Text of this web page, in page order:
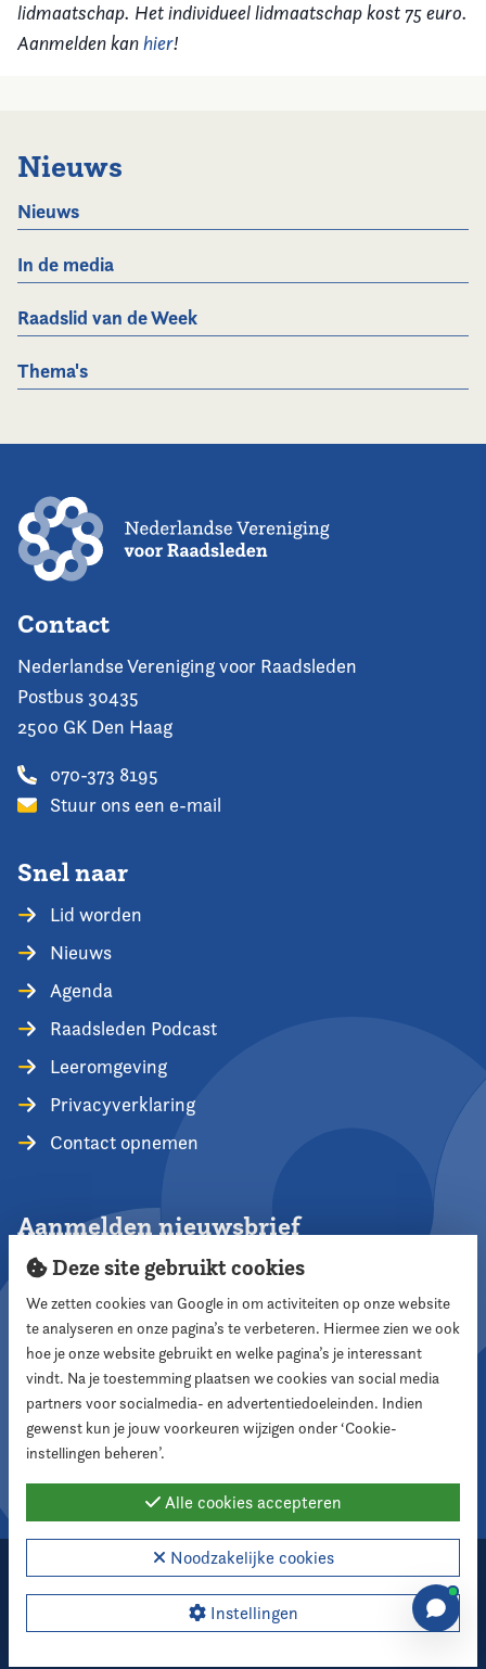
lidmaatschap. Het individueel lidmaatschap kost 75 euro.
Aanmelden kanhier!
Nieuws
Nieuws
In de media
Raadslid van de Week
Thema's
Contact
Nederlandse Vereniging voor Raadsleden
Postbus 30435
2500 GK Den Haag
070-373 8195
Stuur ons een e-mail
Snel naar
Lid worden
Nieuws
Agenda
Raadsleden Podcast
Leeromgeving
Privacyverklaring
Contact opnemen
Aanmelden nieuwsbrief
Aanmelden
Volg ons
2026 Nederlandse Vereniging voor Raadsleden
Cookie instellingen
Deze site gebruikt cookies
We zetten cookies van Google in om activiteiten op onze website
te analyseren en onze pagina’s te verbeteren. Hiermee zien we ook
hoe je onze website gebruikt en welke pagina’s je interessant
vindt. Na je toestemming plaatsen we cookies van social media
partners voor socialmedia- en advertentiedoeleinden. Indien
gewenst kun je jouw voorkeuren wijzigen onder ‘Cookie-
instellingen beheren’.
Alle cookies accepteren
Noodzakelijke cookies
Instellingen